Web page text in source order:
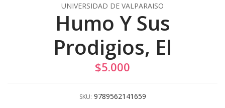
UNIVERSIDAD DE VALPARAISO
Humo Y Sus
Prodigios, El
$5.000
SKU: 9789562141659